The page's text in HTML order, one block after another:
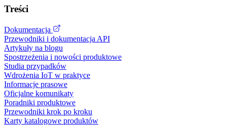
Treści
Dokumentacja
Przewodniki i dokumentacja API
Artykuły na blogu
Spostrzeżenia i nowości produktowe
Studia przypadków
Wdrożenia IoT w praktyce
Informacje prasowe
Oficjalne komunikaty
Poradniki produktowe
Przewodniki krok po kroku
Karty katalogowe produktów